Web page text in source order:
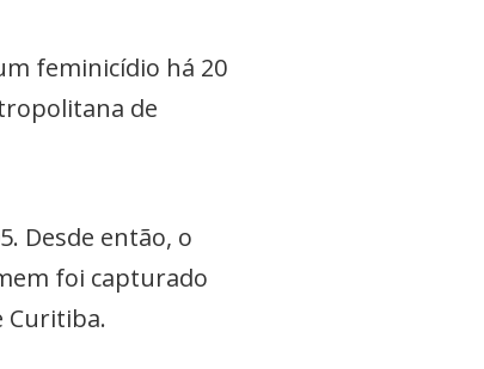
feminicídio há 20
de
Desde então, o
foi capturado
Curitiba.